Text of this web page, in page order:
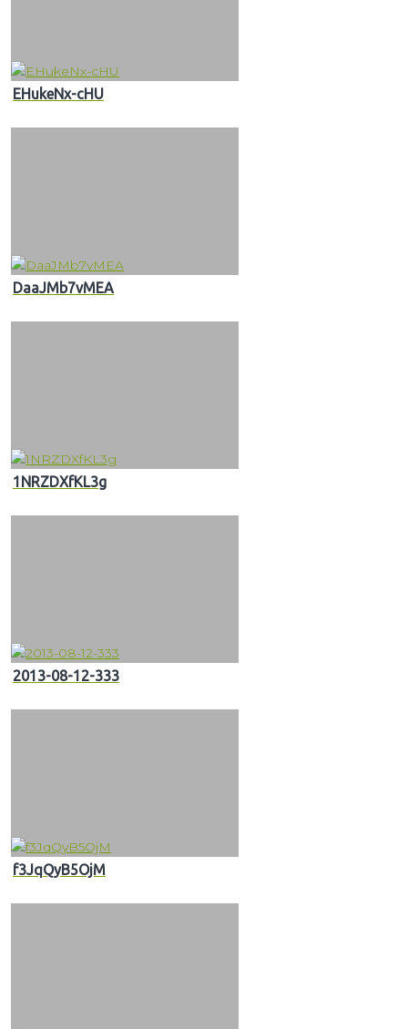
EHukeNx-cHU
DaaJMb7vMEA
1NRZDXfKL3g
2013-08-12-333
f3JqQyB5OjM